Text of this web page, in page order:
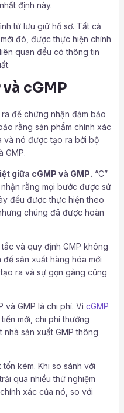
định này.
từ lưu giữ hồ sơ. Tất cả
đó, được thực hiện chính
quan đều có thông tin
cGMP
để chứng nhận đảm bảo
rằng sản phẩm chính xác
và nó được tạo ra bởi bộ
GMP.
giữa cGMP và GMP. “C”
rằng mọi bước được sử
đều được thực hiện theo
chúng đã được hoàn
và quy định GMP không
sản xuất hàng hóa mới
ra và sự gọn gàng cũng
và GMP là chi phí. Vì cGMP
mới, chi phí thường
nhà sản xuất GMP thông
kém. Khi so sánh với
qua nhiều thử nghiệm
xác của nó, so với